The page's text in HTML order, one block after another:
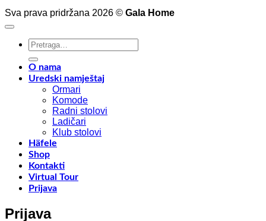
Sva prava pridržana 2026 © Gala Home
Pretraži:
O nama
Uredski namještaj
Ormari
Komode
Radni stolovi
Ladičari
Klub stolovi
Häfele
Shop
Kontakti
Virtual Tour
Prijava
Prijava